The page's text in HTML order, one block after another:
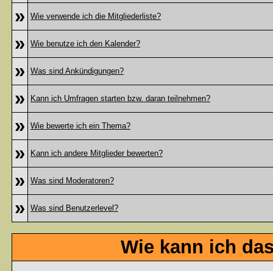
» Wie verwende ich die Mitgliederliste?
» Wie benutze ich den Kalender?
» Was sind Ankündigungen?
» Kann ich Umfragen starten bzw. daran teilnehmen?
» Wie bewerte ich ein Thema?
» Kann ich andere Mitglieder bewerten?
» Was sind Moderatoren?
» Was sind Benutzerlevel?
Wie kann ich